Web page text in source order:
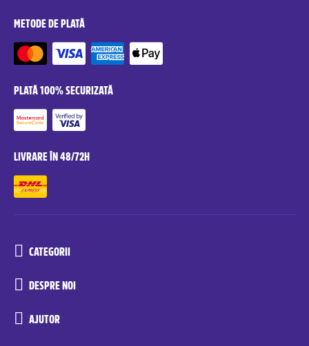
METODE DE PLATĂ
PLATĂ 100% SECURIZATĂ
LIVRARE ÎN 48/72H
CATEGORII
DESPRE NOI
AJUTOR